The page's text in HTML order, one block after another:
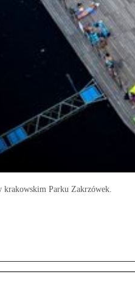
krakowskim Parku Zakrzówek.